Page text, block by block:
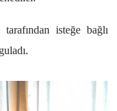
isteğe bağlı